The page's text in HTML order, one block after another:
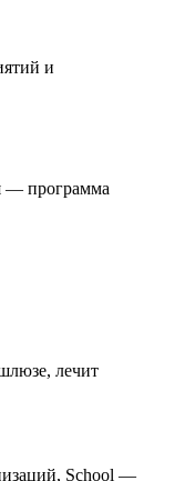
и
— программа
лечит
School —